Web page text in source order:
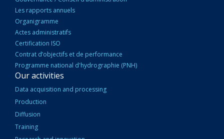
Les rapports annuels
Organigramme
Actes administratifs
Certification ISO
Contrat d’objectifs et de performance
Programme national d'hydrographie (PNH)
Our activities
Data acquisition and processing
Production
Diffusion
Training